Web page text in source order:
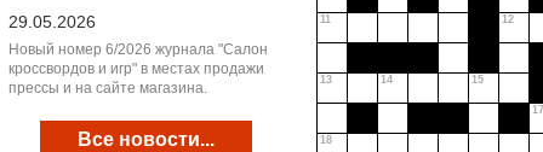
29.05.2026
Новый номер 6/2026 журнала "Салон
кроссвордов и игр" в местах продажи
прессы и на сайте магазина.
Все новости...
11 12
13 14 15
17
18